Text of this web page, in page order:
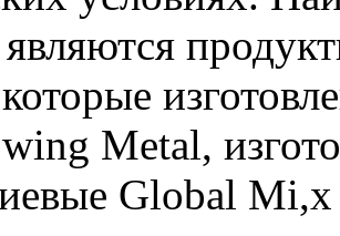
являются
Metal,
Global Mi,x